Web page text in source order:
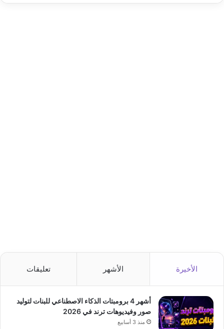
الأخيرة الأشهر تعليقات
أشهر 4 برومبتات الذكاء الاصطناعي للبنات لتوليد
صور وفيديوهات ترند في 2026
منذ 3 أسابيع